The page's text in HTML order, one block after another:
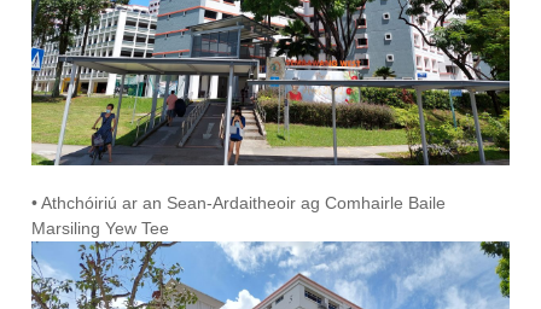
• Athchóiriú ar an Sean-Ardaitheoir ag Comhairle Baile
Marsiling Yew Tee